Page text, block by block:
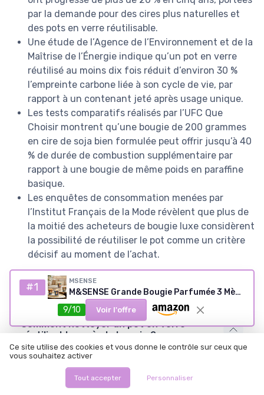
par la demande pour des cires plus naturelles et
des pots en verre réutilisable.
Une étude de l’Agence de l’Environnement et de la
Maîtrise de l’Énergie indique qu’un pot en verre
réutilisé au moins dix fois réduit d’environ 30 %
l’empreinte carbone liée à son cycle de vie, par
rapport à un contenant jeté après usage unique.
Les tests comparatifs réalisés par l’UFC Que
Choisir montrent qu’une bougie de 200 grammes
en cire de soja bien formulée peut offrir jusqu’à 40
% de durée de combustion supplémentaire par
rapport à une bougie de même poids en paraffine
basique.
Les enquêtes de consommation menées par
l’Institut Français de la Mode révèlent que plus de
la moitié des acheteurs de bougie luxe considèrent
la possibilité de réutiliser le pot comme un critère
décisif au moment de l’achat.
Questions fréquentes
Comment nettoyer un pot en verre
réutilisable après la bougie ?
Pour nettoyer un pot en verre réutilisable, retirez d’abord les
une spatule en bois, puis versez de l’eau très chaude avec un
peu de liquide vaisselle pour dissoudre la cire restante.
#1 MSENSE
M&SENSE Grande Bougie Parfumée 3 Mèches, 990g Cire de Soja 'Mojito Pastèque' Fruitée, 150 Heures, Bougie Décorative Luxe Verre Peinture à l'Huile, Cadeau Femme Fête Salon Ambiance Estivale
9/10
Voir l'offre
Ce site utilise des cookies et vous donne le contrôle sur ceux que
vous souhaitez activer
Tout accepter Personnaliser